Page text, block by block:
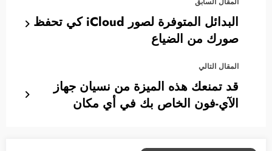
البدائل المتوفرة لصور iCloud كي تحفظ
صورك من الضياع
المقال التالي
قد تمنعك هذه الميزة من نسيان جهاز
الآي-فون الخاص بك في أي مكان